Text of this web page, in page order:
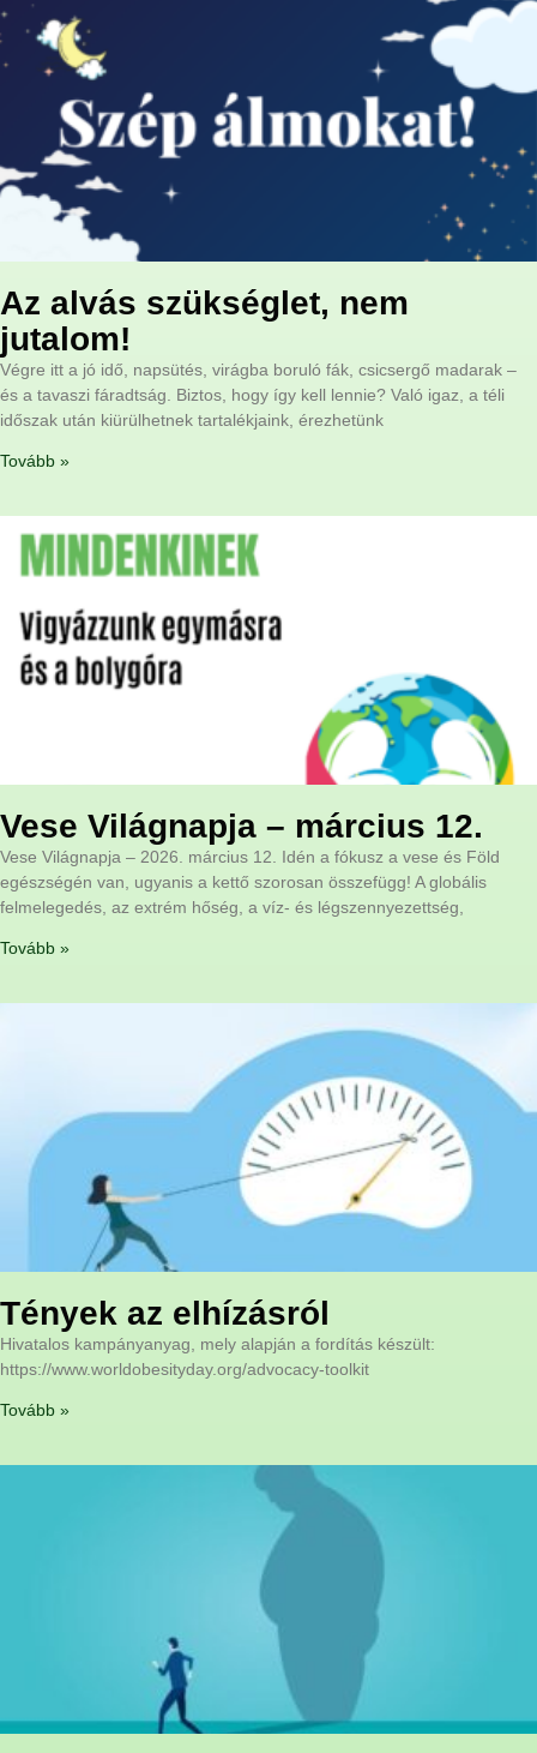
Az alvás szükséglet, nem
jutalom!
Végre itt a jó idő, napsütés, virágba boruló fák, csicsergő madarak –
és a tavaszi fáradtság. Biztos, hogy így kell lennie? Való igaz, a téli
időszak után kiürülhetnek tartalékjaink, érezhetünk
Tovább »
Vese Világnapja – március 12.
Vese Világnapja – 2026. március 12. Idén a fókusz a vese és Föld
egészségén van, ugyanis a kettő szorosan összefügg! A globális
felmelegedés, az extrém hőség, a víz- és légszennyezettség,
Tovább »
Tények az elhízásról
Hivatalos kampányanyag, mely alapján a fordítás készült:
https://www.worldobesityday.org/advocacy-toolkit
Tovább »